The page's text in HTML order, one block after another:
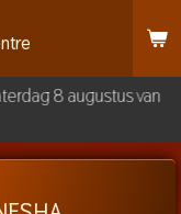
8 augustus van